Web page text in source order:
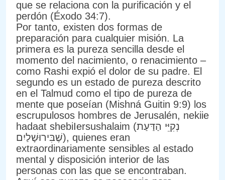
que se relaciona con la purificación y el
perdón (Éxodo 34:7).
Por tanto, existen dos formas de
preparación para cualquier misión. La
primera es la pureza sencilla desde el
momento del nacimiento, o renacimiento –
como Rashi expió el dolor de su padre. El
segundo es un estado de pureza descrito
en el Talmud como el tipo de pureza de
mente que poseían (Mishná Guitin 9:9) los
escrupulosos hombres de Jerusalén, nekiie
hadaat shebiIersushalaim (נְקִיֵּי הַדַּעַת
שֶׁבִּירוּשָׁלַיִם), quienes eran
extraordinariamente sensibles al estado
mental y disposición interior de las
personas con las que se encontraban.